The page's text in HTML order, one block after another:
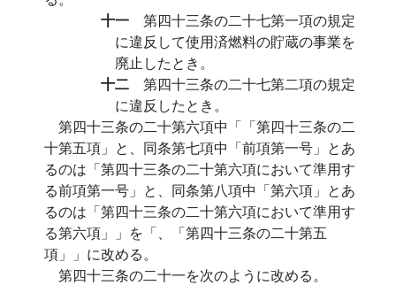
十一 第四十三条の二十七第一項の規定
に違反して使用済燃料の貯蔵の事業を
廃止したとき。
十二 第四十三条の二十七第二項の規定
に違反したとき。
第四十三条の二十第六項中「「第四十三条の二
十第五項」と、同条第七項中「前項第一号」とあ
るのは「第四十三条の二十第六項において準用す
る前項第一号」と、同条第八項中「第六項」とあ
るのは「第四十三条の二十第六項において準用す
る第六項」」を「、「第四十三条の二十第五
項」」に改める。
第四十三条の二十一を次のように改める。